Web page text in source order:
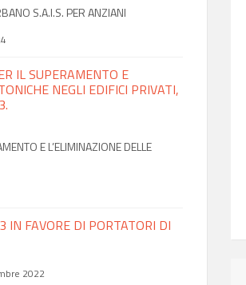
S.A.I.S. PER ANZIANI
IL SUPERAMENTO E
NEGLI EDIFICI PRIVATI,
E L’ELIMINAZIONE DELLE
IN FAVORE DI PORTATORI DI
2022